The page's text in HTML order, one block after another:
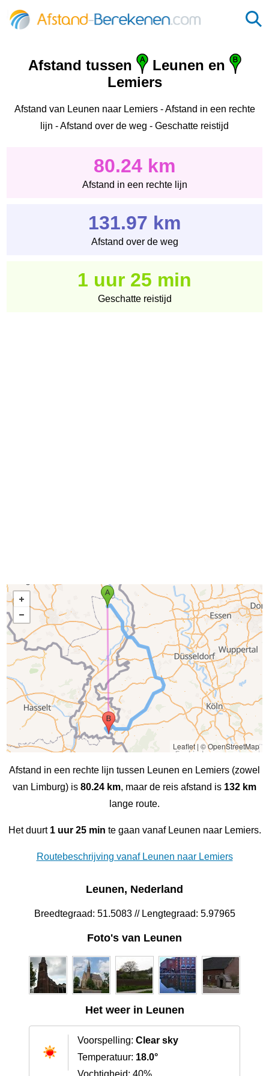
Afstand tussen
Leunen en
Lemiers
Afstand van Leunen naar Lemiers - Afstand in een rechte
lijn - Afstand over de weg - Geschatte reistijd
80.24 km
Afstand in een rechte lijn
131.97 km
Afstand over de weg
1 uur 25 min
Geschatte reistijd
Leaflet| © OpenStreetMap
Afstand in een rechte lijn tussen Leunen en Lemiers (zowel
van Limburg) is 80.24 km, maar de reis afstand is 132 km
lange route.
Het duurt 1 uur 25 min te gaan vanaf Leunen naar Lemiers.
Routebeschrijving vanaf Leunen naar Lemiers
Leunen, Nederland
Breedtegraad: 51.5083 // Lengtegraad: 5.97965
Foto's van Leunen
Het weer in Leunen
Voorspelling: Clear sky
Temperatuur: 18.0°